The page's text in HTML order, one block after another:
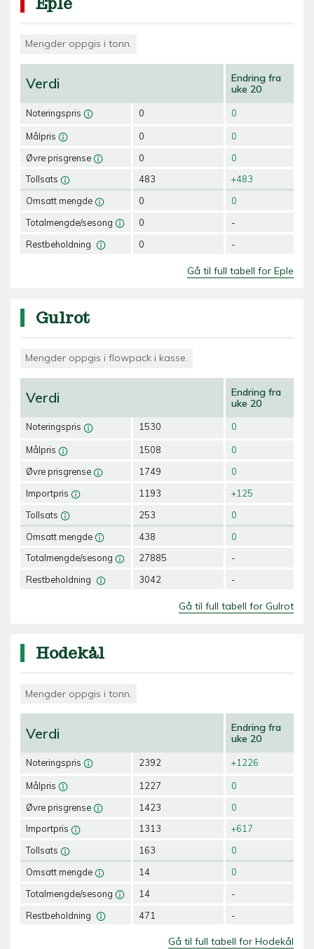
Mengder oppgis i tonn.
Verdi
Noteringspris
Målpris
Øvre prisgrense
Tollsats
Omsatt mengde
Totalmengde/sesong
Restbeholdning
0
0
0
483
0
0
0
Endring fra
uke 20
0
0
0
+483
0
-
-
Gå til full tabell for Eple
Gulrot
Mengder oppgis i flowpack i kasse.
Verdi
Noteringspris
Målpris
Øvre prisgrense
Importpris
Tollsats
Omsatt mengde
Totalmengde/sesong
Restbeholdning
1530
1508
1749
1193
253
438
27885
3042
Endring fra
uke 20
0
0
0
+125
0
0
-
-
Gå til full tabell for Gulrot
Hodekål
Mengder oppgis i tonn.
Verdi
Noteringspris
Målpris
Øvre prisgrense
Importpris
Tollsats
Omsatt mengde
Totalmengde/sesong
Restbeholdning
2392
1227
1423
1313
163
14
14
471
Endring fra
uke 20
+1226
0
0
+617
0
0
-
-
Gå til full tabell for Hodekål